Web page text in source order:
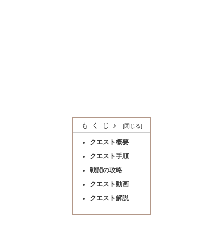
もくじ♪
クエスト概要
クエスト手順
戦闘の攻略
クエスト動画
クエスト解説